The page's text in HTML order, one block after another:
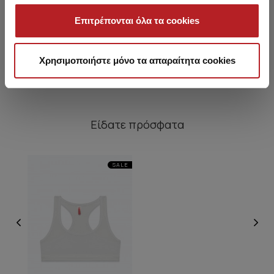
Επιτρέπονται όλα τα cookies
Χρησιμοποιήστε μόνο τα απαραίτητα cookies
6,00 €5,10 €
Μπούστο
6,25 €
Είδατε πρόσφατα
SALE